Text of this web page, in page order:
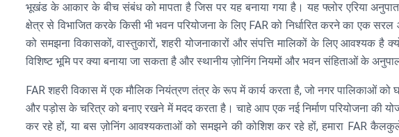
भूखंड के आकार के बीच संबंध को मापता है जिस पर यह बनाया गया है। यह फ्लोर एरिया
क्षेत्र से विभाजित करके किसी भी भवन परियोजना के लिए FAR को निर्धारित करने का एक
को समझना विकासकों, वास्तुकारों, शहरी योजनाकारों और संपत्ति मालिकों के लिए आवश्यक है
विशिष्ट भूमि पर क्या बनाया जा सकता है और स्थानीय ज़ोनिंग नियमों और भवन संहिताओं के
FAR शहरी विकास में एक मौलिक नियंत्रण तंत्र के रूप में कार्य करता है, जो नगर पालिकाओं को
और पड़ोस के चरित्र को बनाए रखने में मदद करता है। चाहे आप एक नई निर्माण परियोजना की
कर रहे हों, या बस ज़ोनिंग आवश्यकताओं को समझने की कोशिश कर रहे हों, हमारा FAR